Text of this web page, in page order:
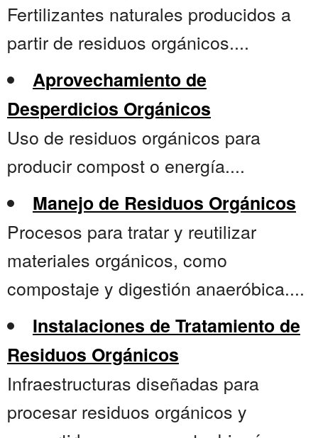
Fertilizantes naturales producidos a
partir de residuos orgánicos....
Aprovechamiento de
Desperdicios Orgánicos
Uso de residuos orgánicos para
producir compost o energía....
Manejo de Residuos Orgánicos
Procesos para tratar y reutilizar
materiales orgánicos, como
compostaje y digestión anaeróbica....
Instalaciones de Tratamiento de
Residuos Orgánicos
Infraestructuras diseñadas para
procesar residuos orgánicos y